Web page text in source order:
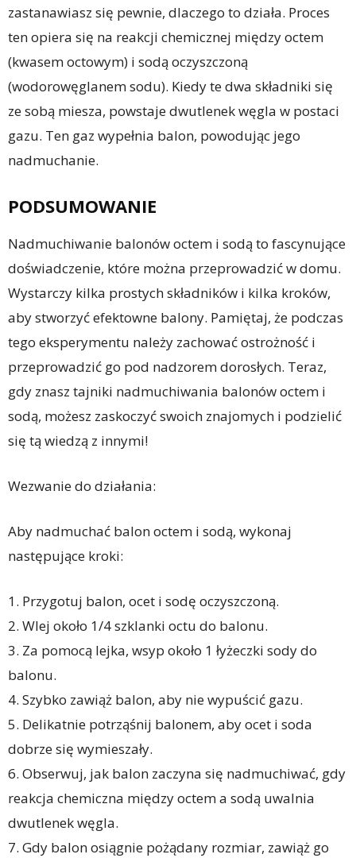
zastanawiasz się pewnie, dlaczego to działa. Proces
ten opiera się na reakcji chemicznej między octem
(kwasem octowym) i sodą oczyszczoną
(wodorowęglanem sodu). Kiedy te dwa składniki się
ze sobą miesza, powstaje dwutlenek węgla w postaci
gazu. Ten gaz wypełnia balon, powodując jego
nadmuchanie.
PODSUMOWANIE
Nadmuchiwanie balonów octem i sodą to fascynujące
doświadczenie, które można przeprowadzić w domu.
Wystarczy kilka prostych składników i kilka kroków,
aby stworzyć efektowne balony. Pamiętaj, że podczas
tego eksperymentu należy zachować ostrożność i
przeprowadzić go pod nadzorem dorosłych. Teraz,
gdy znasz tajniki nadmuchiwania balonów octem i
sodą, możesz zaskoczyć swoich znajomych i podzielić
się tą wiedzą z innymi!
Wezwanie do działania:
Aby nadmuchać balon octem i sodą, wykonaj
następujące kroki:
1. Przygotuj balon, ocet i sodę oczyszczoną.
2. Wlej około 1/4 szklanki octu do balonu.
3. Za pomocą lejka, wsyp około 1 łyżeczki sody do
balonu.
4. Szybko zawiąż balon, aby nie wypuścić gazu.
5. Delikatnie potrząśnij balonem, aby ocet i soda
dobrze się wymieszały.
6. Obserwuj, jak balon zaczyna się nadmuchiwać, gdy
reakcja chemiczna między octem a sodą uwalnia
dwutlenek węgla.
7. Gdy balon osiągnie pożądany rozmiar, zawiąż go